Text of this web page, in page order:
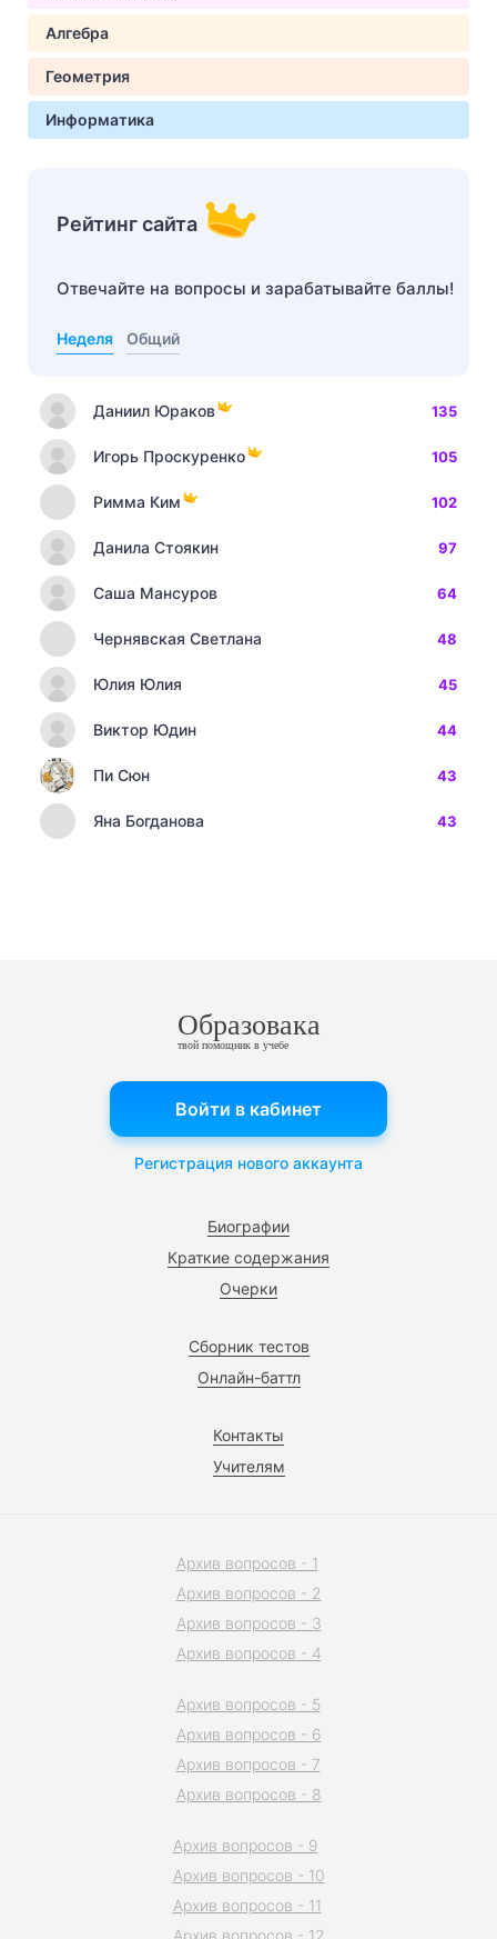
Алгебра
Геометрия
Информатика
Рейтинг сайта
Отвечайте на вопросы и зарабатывайте баллы!
Неделя Общий
Даниил Юраков 135
Игорь Проскуренко 105
Римма Ким 102
Данила Стоякин 97
Саша Мансуров 64
Чернявская Светлана 48
Юлия Юлия 45
Виктор Юдин 44
Пи Сюн 43
Яна Богданова 43
Образовака
твой помощник в учебе
Биографии
Краткие содержания
Очерки
Сборник тестов
Онлайн-баттл
Контакты
Учителям
Войти в кабинет
Регистрация нового аккаунта
Архив вопросов - 1
Архив вопросов - 2
Архив вопросов - 3
Архив вопросов - 4
Архив вопросов - 5
Архив вопросов - 6
Архив вопросов - 7
Архив вопросов - 8
Архив вопросов - 9
Архив вопросов - 10
Архив вопросов - 11
Архив вопросов - 12